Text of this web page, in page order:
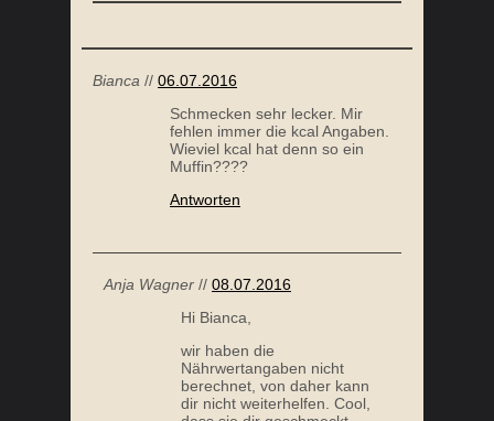
Bianca // 06.07.2016
Schmecken sehr lecker. Mir
fehlen immer die kcal Angaben.
Wieviel kcal hat denn so ein
Muffin????
Antworten
Anja Wagner // 08.07.2016
Hi Bianca,
wir haben die
Nährwertangaben nicht
berechnet, von daher kann
dir nicht weiterhelfen. Cool,